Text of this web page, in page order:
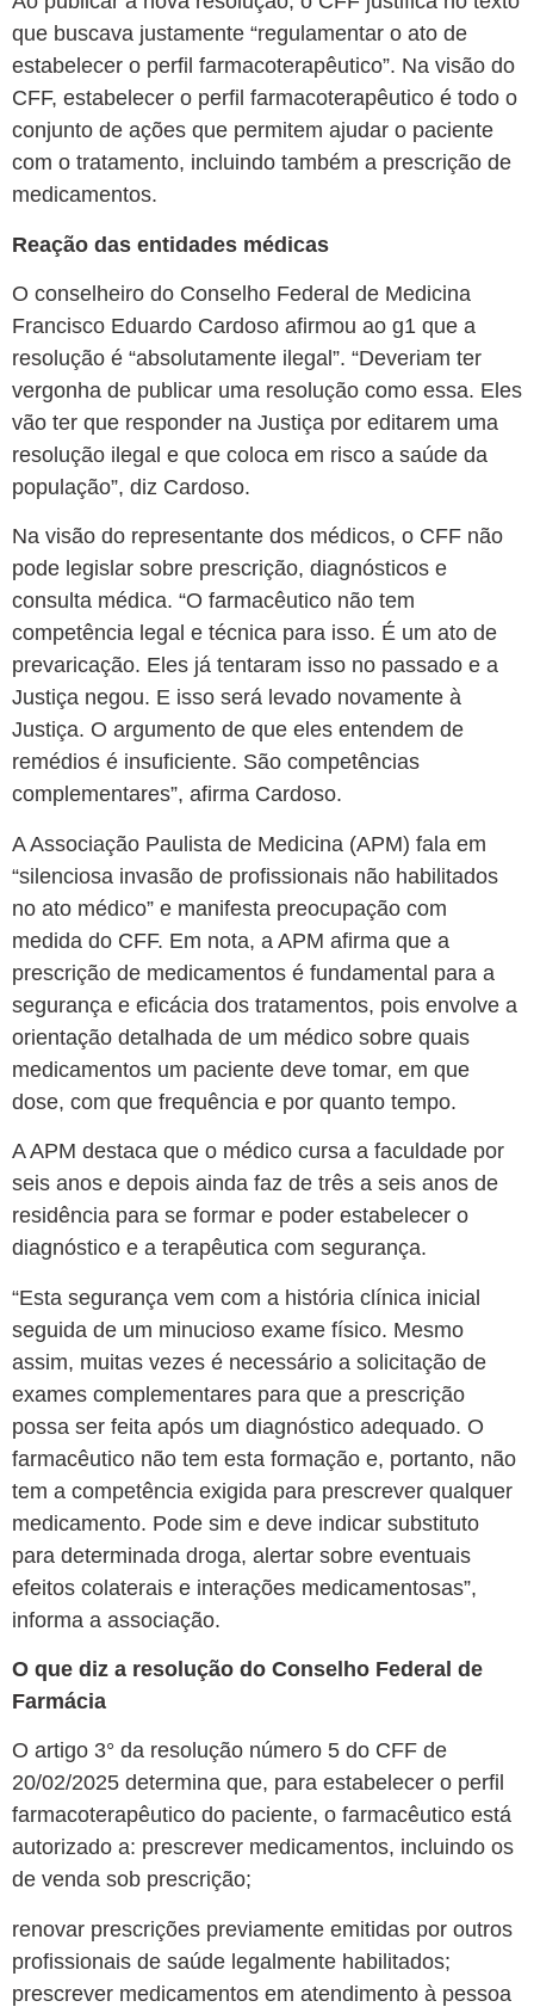
que buscava justamente “regulamentar o ato de
estabelecer o perfil farmacoterapêutico”. Na visão do
CFF, estabelecer o perfil farmacoterapêutico é todo o
conjunto de ações que permitem ajudar o paciente
com o tratamento, incluindo também a prescrição de
medicamentos.
Reação das entidades médicas
O conselheiro do Conselho Federal de Medicina
Francisco Eduardo Cardoso afirmou ao g1 que a
resolução é “absolutamente ilegal”. “Deveriam ter
vergonha de publicar uma resolução como essa. Eles
vão ter que responder na Justiça por editarem uma
resolução ilegal e que coloca em risco a saúde da
população”, diz Cardoso.
Na visão do representante dos médicos, o CFF não
pode legislar sobre prescrição, diagnósticos e
consulta médica. “O farmacêutico não tem
competência legal e técnica para isso. É um ato de
prevaricação. Eles já tentaram isso no passado e a
Justiça negou. E isso será levado novamente à
Justiça. O argumento de que eles entendem de
remédios é insuficiente. São competências
complementares”, afirma Cardoso.
A Associação Paulista de Medicina (APM) fala em
“silenciosa invasão de profissionais não habilitados
no ato médico” e manifesta preocupação com
medida do CFF. Em nota, a APM afirma que a
prescrição de medicamentos é fundamental para a
segurança e eficácia dos tratamentos, pois envolve a
orientação detalhada de um médico sobre quais
medicamentos um paciente deve tomar, em que
dose, com que frequência e por quanto tempo.
A APM destaca que o médico cursa a faculdade por
seis anos e depois ainda faz de três a seis anos de
residência para se formar e poder estabelecer o
diagnóstico e a terapêutica com segurança.
“Esta segurança vem com a história clínica inicial
seguida de um minucioso exame físico. Mesmo
assim, muitas vezes é necessário a solicitação de
exames complementares para que a prescrição
possa ser feita após um diagnóstico adequado. O
farmacêutico não tem esta formação e, portanto, não
tem a competência exigida para prescrever qualquer
medicamento. Pode sim e deve indicar substituto
para determinada droga, alertar sobre eventuais
efeitos colaterais e interações medicamentosas”,
informa a associação.
O que diz a resolução do Conselho Federal de
Farmácia
O artigo 3° da resolução número 5 do CFF de
20/02/2025 determina que, para estabelecer o perfil
farmacoterapêutico do paciente, o farmacêutico está
autorizado a: prescrever medicamentos, incluindo os
de venda sob prescrição;
renovar prescrições previamente emitidas por outros
profissionais de saúde legalmente habilitados;
prescrever medicamentos em atendimento à pessoa